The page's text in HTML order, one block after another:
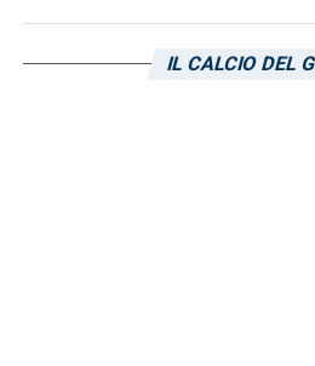
intenzionato a proporlo
IL CALCIO DEL